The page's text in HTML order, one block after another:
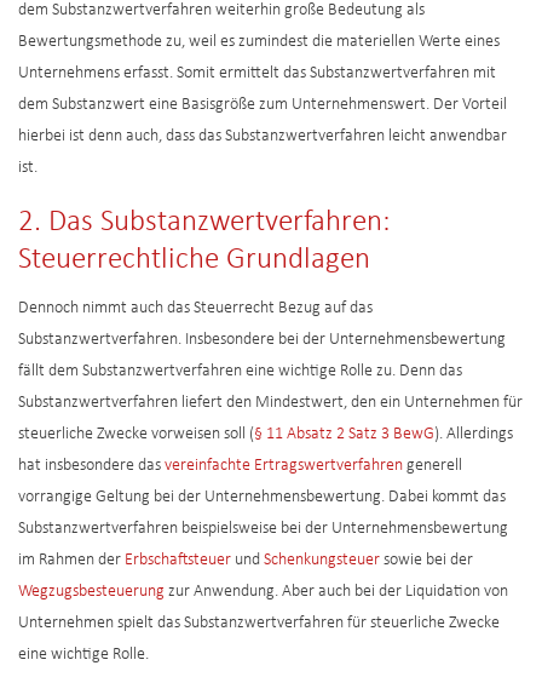
dem Substanzwertverfahren weiterhin große Bedeutung als
Bewertungsmethode zu, weil es zumindest die materiellen Werte eines
Unternehmens erfasst. Somit ermittelt das Substanzwertverfahren mit
dem Substanzwert eine Basisgröße zum Unternehmenswert. Der Vorteil
hierbei ist denn auch, dass das Substanzwertverfahren leicht anwendbar
ist.
2. Das Substanzwertverfahren:
Steuerrechtliche Grundlagen
Dennoch nimmt auch das Steuerrecht Bezug auf das
Substanzwertverfahren. Insbesondere bei der Unternehmensbewertung
fällt dem Substanzwertverfahren eine wichtige Rolle zu. Denn das
Substanzwertverfahren liefert den Mindestwert, den ein Unternehmen für
steuerliche Zwecke vorweisen soll (§ 11 Absatz 2 Satz 3 BewG). Allerdings
hat insbesondere das vereinfachte Ertragswertverfahren generell
vorrangige Geltung bei der Unternehmensbewertung. Dabei kommt das
Substanzwertverfahren beispielsweise bei der Unternehmensbewertung
im Rahmen der Erbschaftsteuer und Schenkungsteuer sowie bei der
Wegzugsbesteuerung zur Anwendung. Aber auch bei der Liquidation von
Unternehmen spielt das Substanzwertverfahren für steuerliche Zwecke
eine wichtige Rolle.